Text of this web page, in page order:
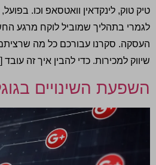
טיק טוק, לינקדאין וואטסאפ וכו.
לגמרי בתהליך שמוביל לוקח מרגע
העסקה. סקרנו עבורכם כל מה
שיווק למכירות. כדי להבין איך זה
השפעת השינויים